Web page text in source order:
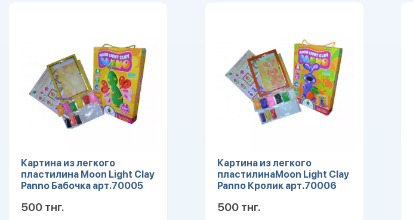
Картина из легкого
пластилина Moon Light Clay
Panno Бабочка арт.70005
500 тнг.
Картина из легкого
пластилинаMoon Light Сlay
Panno Кролик арт.70006
500 тнг.